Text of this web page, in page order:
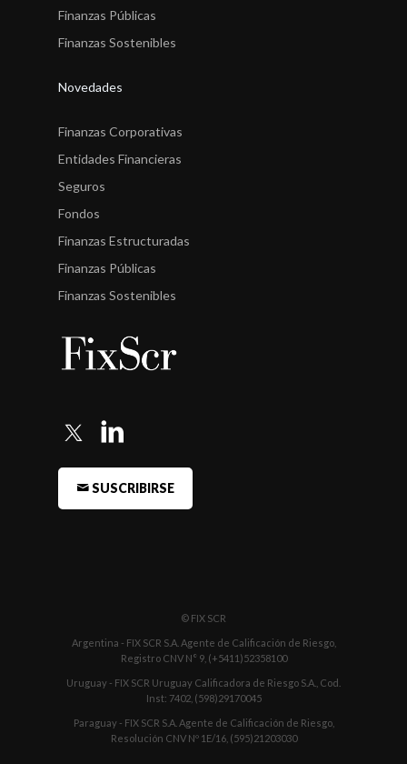
Finanzas Públicas
Finanzas Sostenibles
Novedades
Finanzas Corporativas
Entidades Financieras
Seguros
Fondos
Finanzas Estructuradas
Finanzas Públicas
Finanzas Sostenibles
SUSCRIBIRSE
© FIX SCR
Argentina - FIX SCR S.A. Agente de Calificación de Riesgo,
Registro CNV N° 9, (+5411)52358100
Uruguay - FIX SCR Uruguay Calificadora de Riesgo S.A., Cod.
Inst: 7402, (598)29170045
Paraguay - FIX SCR S.A. Agente de Calificación de Riesgo,
Resolución CNV Nº 1E/16, (595)21203030